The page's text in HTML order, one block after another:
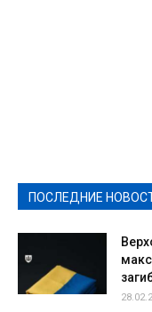
ПОСЛЕДНИЕ